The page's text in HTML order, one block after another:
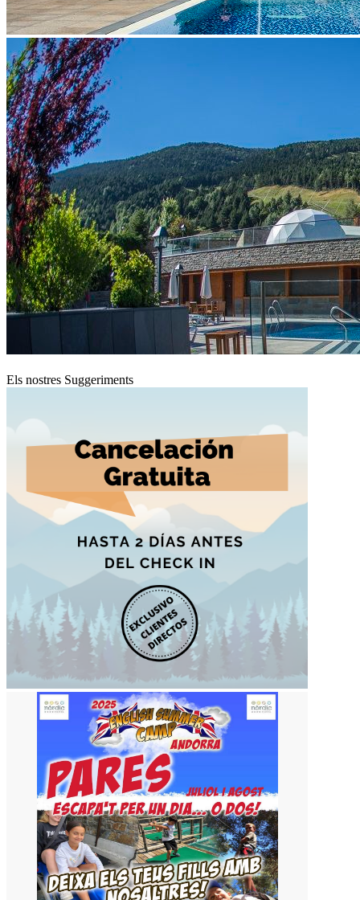
Els nostres Suggeriments